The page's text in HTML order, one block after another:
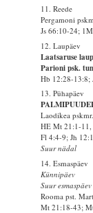
11. Reede
Pergamoni
Js 66:10-24;
12. Laupäev
Laatsaruse
Parioni psk.
Hb 12:28-13:8;
13. Pühapäev
Laodikea
HE Mt 21:1-
Fl 4:4-9; Jh
Suur nädal
14. Esmaspäev
Künnipäev
Suur esmaspäev
Rooma pst.
Mt 21:18-43;